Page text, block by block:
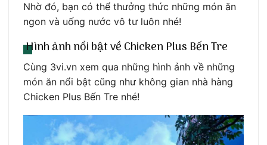
Nhờ đó, bạn có thể thưởng thức những món ăn
ngon và uống nước vô tư luôn nhé!
Hình ảnh nổi bật về Chicken Plus Bến Tre
Cùng 3vi.vn xem qua những hình ảnh về những
món ăn nổi bật cũng như không gian nhà hàng
Chicken Plus Bến Tre nhé!